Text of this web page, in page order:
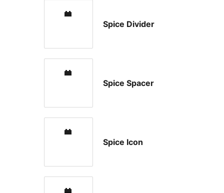
Spice Divider
Spice Spacer
Spice Icon